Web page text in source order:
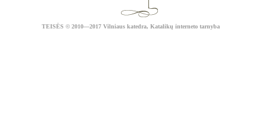
TEISĖS © 2010—2017 Vilniaus katedra, Katalikų interneto tarnyba